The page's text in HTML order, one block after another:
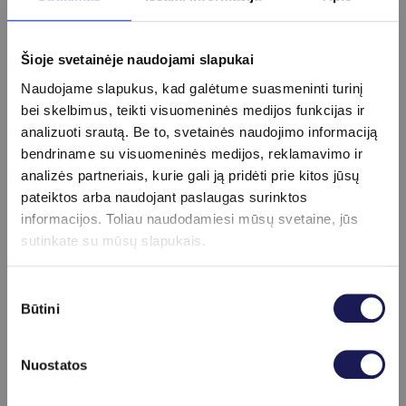
Šioje svetainėje naudojami slapukai
Naudojame slapukus, kad galėtume suasmeninti turinį
bei skelbimus, teikti visuomeninės medijos funkcijas ir
analizuoti srautą. Be to, svetainės naudojimo informaciją
bendriname su visuomeninės medijos, reklamavimo ir
analizės partneriais, kurie gali ją pridėti prie kitos jūsų
pateiktos arba naudojant paslaugas surinktos
informacijos. Toliau naudodamiesi mūsų svetaine, jūs
sutinkate su mūsų slapukais.
pasirinkimas
Būtini
Nuostatos
Pasiruošimas
Kainoraštis
CDT (decialotransferinas) 45 €
Diamino oksidazė (DAO) 33 €
Androstendionas 14 €
Antistreptolizinas-O (ASO)
C-reaktyvus baltymas (CRB)
Eritropoetinas EPO